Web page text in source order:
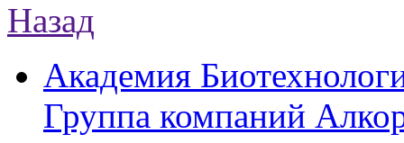
Назад
Академия
Группа компаний